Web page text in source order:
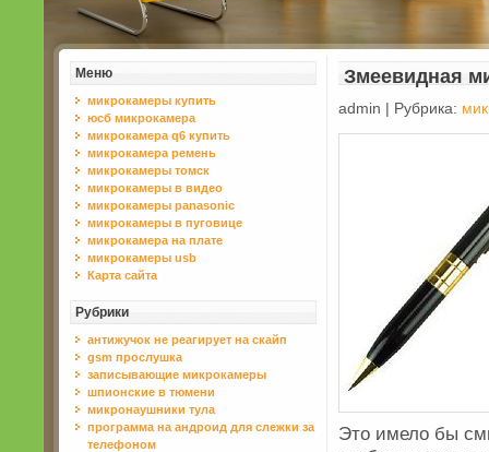
Меню
микрокамеры купить
юсб микрокамера
микрокамера q6 купить
микрокамера ремень
микрокамеры томск
микрокамеры в видео
микрокамеры panasonic
микрокамеры в пуговице
микрокамера на плате
микрокамеры usb
Карта сайта
Рубрики
антижучок не реагирует на скайп
gsm прослушка
записывающие микрокамеры
шпионские в тюмени
микронаушники тула
программа на андроид для слежки за
телефоном
Змеевидная
admin | Рубрика:
Это имело бы